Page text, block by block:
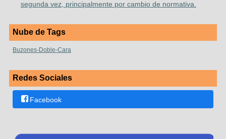
segunda vez, principalmente por cambio de normativa.
Nube de Tags
Buzones-Doble-Cara
Redes Sociales
Facebook